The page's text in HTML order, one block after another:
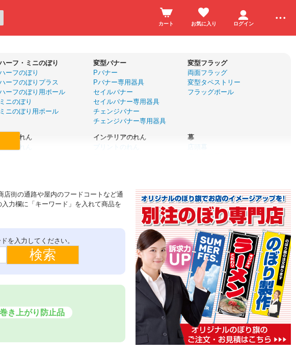
カート お気に入り ログイン
ーフ・ミニのぼり
ーフのぼり
ーフのぼりプラス
ーフのぼり用ポール
ミニのぼり
ミニのぼり用ポール
変型バナー
Pバナー
Pバナー専用器具
セイルバナー
セイルバナー専用器具
チェンジバナー
チェンジバナー専用器具
変型フラッグ
両面フラッグ
変型タペストリー
フラッグポール
店舗のれん
五巾のれん
インテリアのれん
幕
店頭幕
名入れ応援幕
ーブルカバー
イスカバー
飛沫感染防止対策用品
メッセージTシャツ
フルカラーTシャツ
前掛け・エプロン
帆前掛け
エプロン
ループ付スカーフ
バンダナ
タオル
街の通路や屋内のフードコートなど通
力欄に「キーワード」を入れて商品を
を入力してください。
巻き上がり防止品